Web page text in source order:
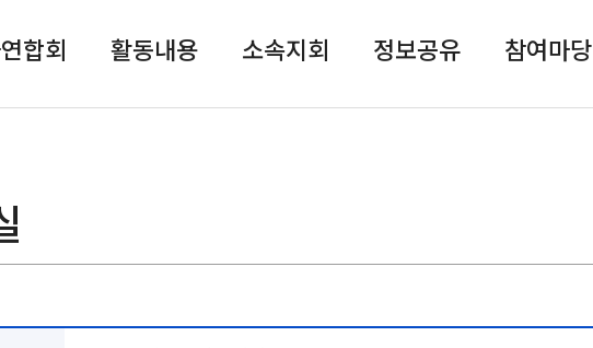
합회 활동내용 소속지회 정보공유 참여마당